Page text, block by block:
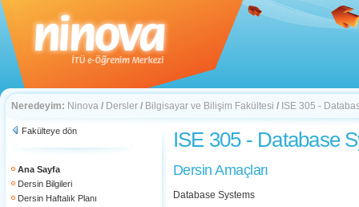
Neredeyim: Ninova / Dersler / Bilgisayar ve Bilişim Fakültesi / ISE 305 -
Fakülteye dön
Ana Sayfa
Dersin Bilgileri
Dersin Haftalık Planı
ISE 305 - Database
Dersin Amaçları
Database Systems